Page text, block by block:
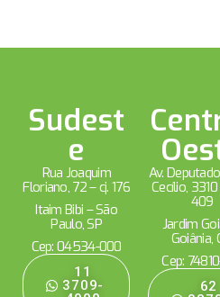
Sudest
e
Rua Joaquim
Floriano, 72 – cj. 176
Itaim Bibi – São
Paulo, SP
Cep: 04534-000
11
3709-
Av.
Cecílio,
409
Jardim
Goiânia,
Cep:
62